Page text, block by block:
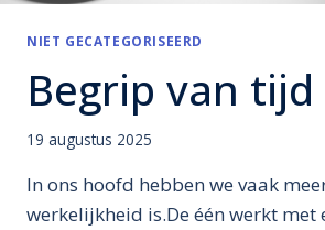
NIET GECATEGORISEERD
Begrip van tijd
19 augustus 2025
In ons hoofd hebben we vaak
werkelijkheid is.De één werkt met